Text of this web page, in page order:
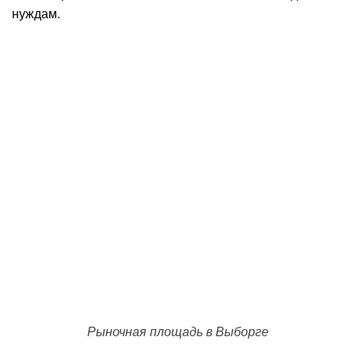
нуждам.
Рыночная площадь в Выборге